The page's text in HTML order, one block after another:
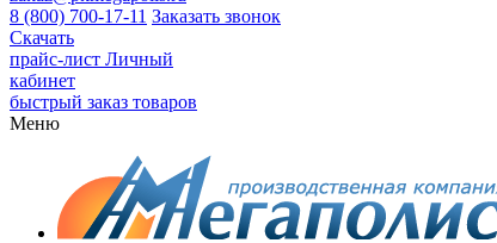
8 (800) 700-17-11 Заказать звонок
Скачать
прайс-лист Личный
кабинет
быстрый заказ товаров
Меню